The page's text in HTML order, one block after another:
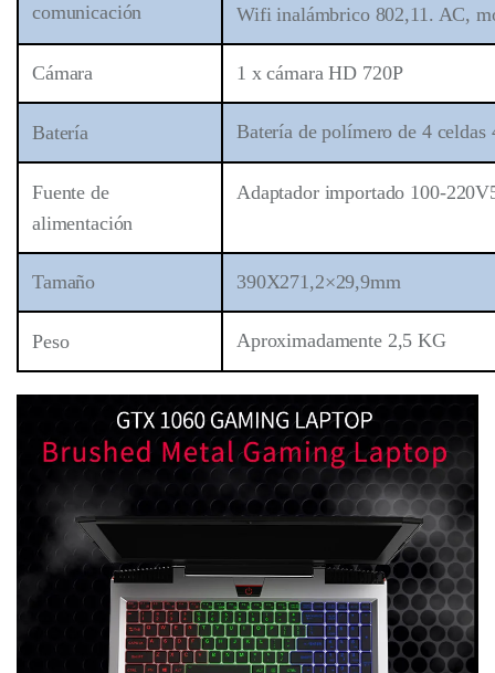
comunicación
Wifi inalámbrico 802,11. AC,
Cámara 1 x cámara HD 720P
Batería Batería de polímero de 4 celdas
Fuente de
alimentación
Adaptador importado 100-220V
Tamaño 390X271,2×29,9mm
Peso Aproximadamente 2,5 KG